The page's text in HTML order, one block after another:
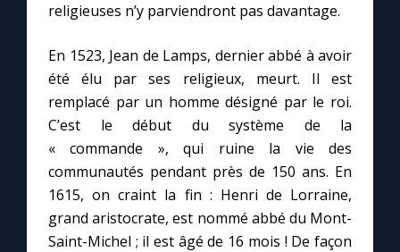
religieuses n’y parviendront pas davantage.
En 1523, Jean de Lamps, dernier abbé à avoir
été élu par ses religieux, meurt. Il est
remplacé par un homme désigné par le roi.
C’est le début du système de la
« commande », qui ruine la vie des
communautés pendant près de 150 ans. En
1615, on craint la fin : Henri de Lorraine,
grand aristocrate, est nommé abbé du Mont-
Saint-Michel ; il est âgé de 16 mois ! De façon